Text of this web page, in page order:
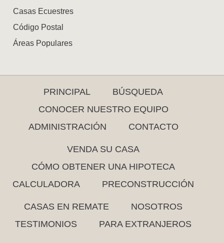
Casas Ecuestres
Código Postal
Áreas Populares
PRINCIPAL
BÚSQUEDA
CONOCER NUESTRO EQUIPO
ADMINISTRACIÓN
CONTACTO
VENDA SU CASA
CÓMO OBTENER UNA HIPOTECA
CALCULADORA
PRECONSTRUCCIÓN
CASAS EN REMATE
NOSOTROS
TESTIMONIOS
PARA EXTRANJEROS